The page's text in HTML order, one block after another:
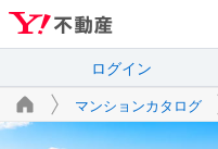
ログイン
マンションカタログ